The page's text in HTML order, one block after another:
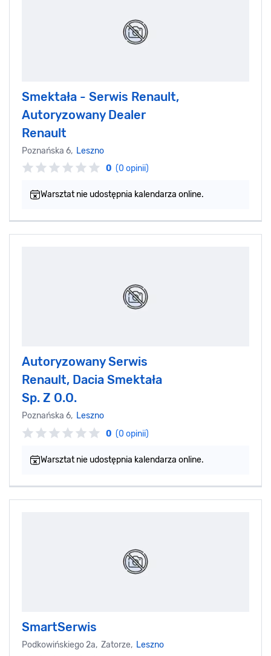
Smektała - Serwis Renault,
Autoryzowany Dealer
Renault
Poznańska 6, Leszno
0 (0 opinii)
Warsztat nie udostępnia kalendarza online.
Autoryzowany Serwis
Renault, Dacia Smektała
Sp. Z O.O.
Poznańska 6, Leszno
0 (0 opinii)
Warsztat nie udostępnia kalendarza online.
SmartSerwis
Podkowińskiego 2a, Zatorze, Leszno